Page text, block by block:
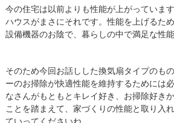
今の住宅は以前よりも性能が上がっていま
ハウスがまさにそれです。性能を上げるた
設備機器のお陰で、暮らしの中で満足な性
そのため今回お話しした換気扇タイプのも
ーのお掃除が快適性能を維持するためには
なさんがもともとキレイ好き、お掃除好き
ことを踏まえて、家づくりの性能と取り入